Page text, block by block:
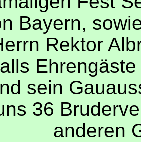
Bayern,
Rektor
sein
36
anderen